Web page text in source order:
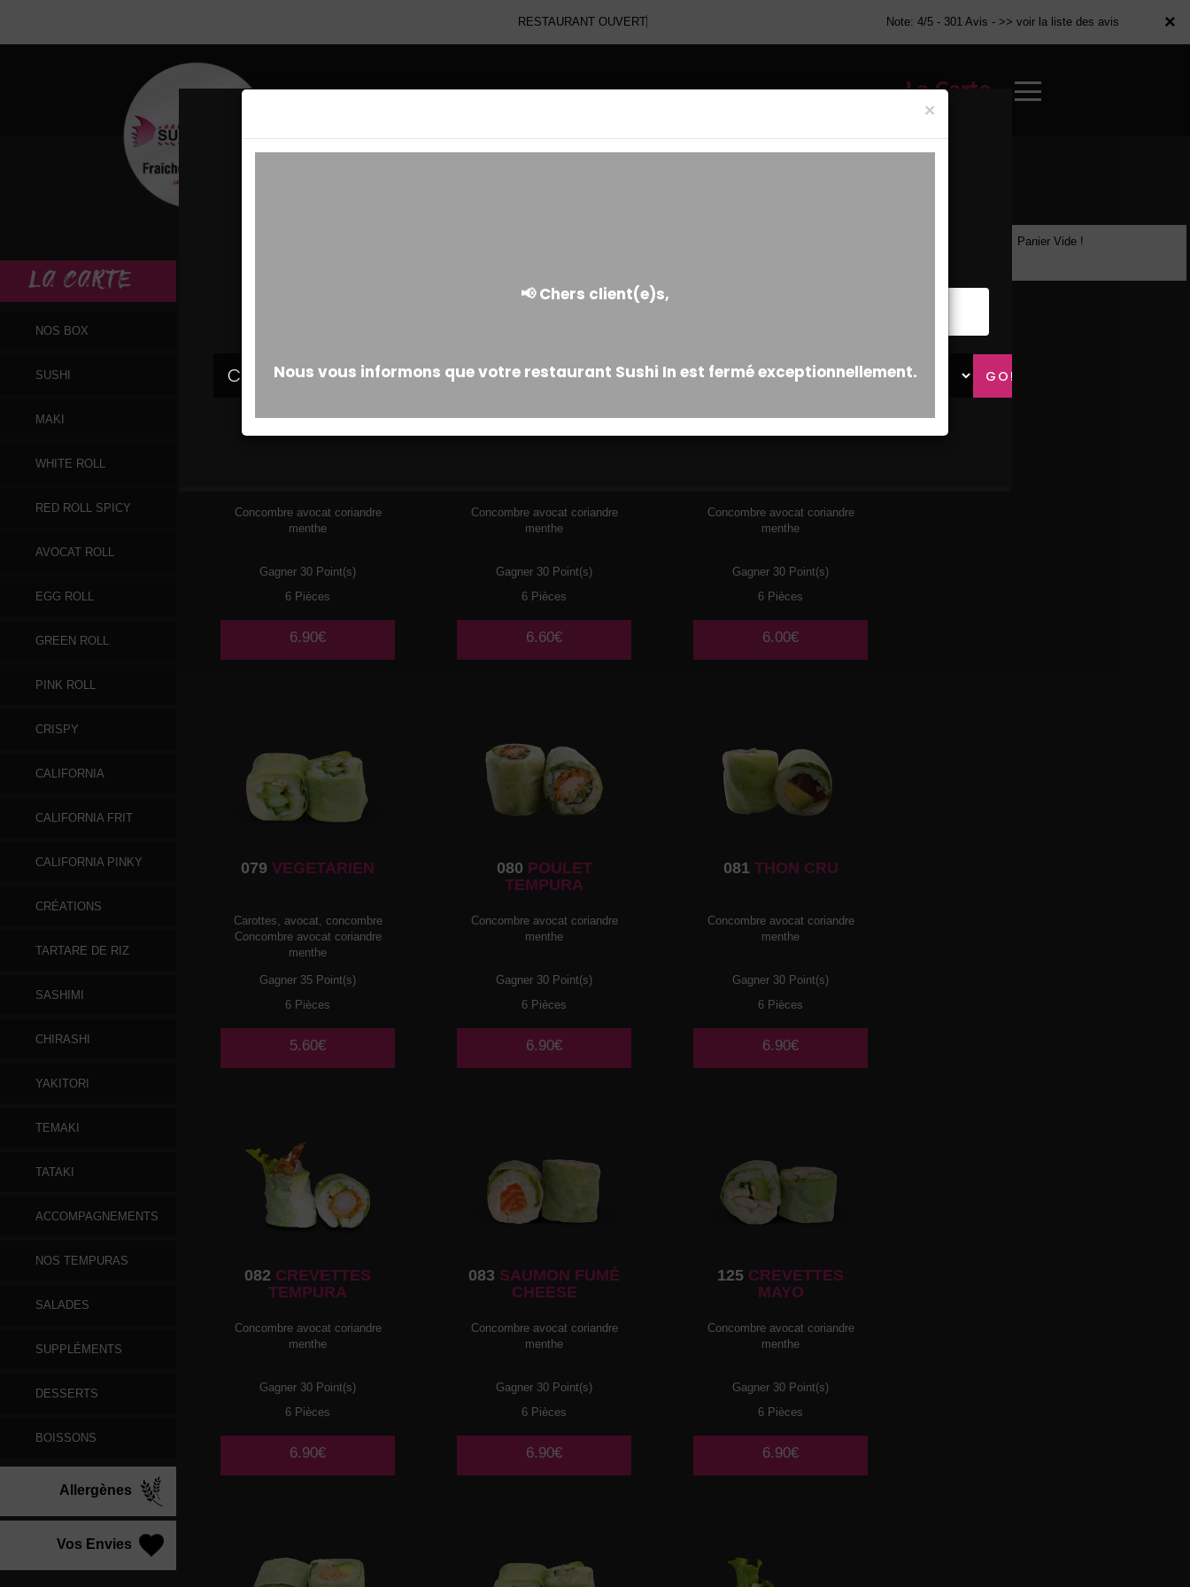
×
RESTAURANT OU Note: 4/5 - 301 Avis - >> voir la liste des avis
La Carte
×
LA CARTE
NOS BOX
SUSHI
MAKI
WHITE ROLL
RED ROLL SPICY
AVOCAT ROLL
EGG ROLL
GREEN ROLL
PINK ROLL
CRISPY
CALIFORNIA
CALIFORNIA FRIT
CALIFORNIA PINKY
CRÉATIONS
TARTARE DE RIZ
SASHIMI
CHIRASHI
YAKITORI
TEMAKI
TATAKI
ACCOMPAGNEMENTS
NOS TEMPURAS
SALADES
SUPPLÉMENTS
DESSERTS
BOISSONS
Allergènes
Vos Envies
Concombre avocat coriandre
menthe
Gagner 30 Point(s)
6 Pièces
6.90€
Concombre avocat coriandre
menthe
Gagner 30 Point(s)
6 Pièces
6.60€
Concombre avocat coriandre
menthe
Gagner 30 Point(s)
6 Pièces
6.00€
079 VEGETARIEN
Carottes, avocat, concombre
Concombre avocat coriandre
menthe
Gagner 35 Point(s)
6 Pièces
5.60€
080 POULET
TEMPURA
Concombre avocat coriandre
menthe
Gagner 30 Point(s)
6 Pièces
6.90€
081THON CRU
Concombre avocat coriandre
menthe
Gagner 30 Point(s)
6 Pièces
6.90€
082 CREVETTES
TEMPURA
Concombre avocat coriandre
menthe
Gagner 30 Point(s)
6 Pièces
6.90€
083 SAUMON FUMÉ
CHEESE
Concombre avocat coriandre
menthe
Gagner 30 Point(s)
6 Pièces
6.90€
125 CREVETTES
MAYO
Concombre avocat coriandre
menthe
Gagner 30 Point(s)
6 Pièces
6.90€
Panier Vide !
×